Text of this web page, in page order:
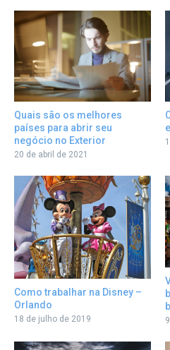
Quais são os melhores
países para abrir seu
negócio no Exterior
20 de abril de 2021
Como trabalhar na Disney –
Orlando
18 de julho de 2019